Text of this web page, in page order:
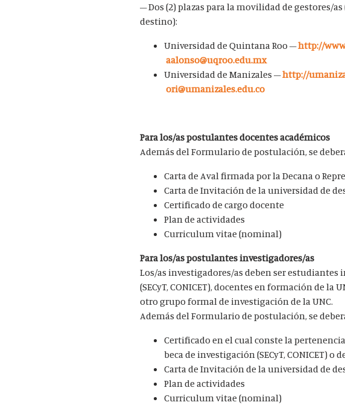
– Dos (2) plazas para la movilidad de gestores/
destino):
Universidad de Quintana Roo –http://
aalonso@uqroo.edu.mx
Universidad de Manizales –http://
ori@umanizales.edu.co
Para los/as postulantes docentes académicos
Además del Formulario de postulación, se
Carta de Aval firmada por la Decana o
Carta de Invitación de la universidad de
Certificado de cargo docente
Plan de actividades
Curriculum vitae (nominal)
Para los/as postulantes investigadores/as
Los/as investigadores/as deben ser estudiantes
(SECyT, CONICET), docentes en formación de
otro grupo formal de investigación de la UNC.
​Además del Formulario de postulación, se
Certificado en el cual conste la
beca de investigación (SECyT, CONICET)
Carta de Invitación de la universidad de
Plan de actividades
Curriculum vitae (nominal)